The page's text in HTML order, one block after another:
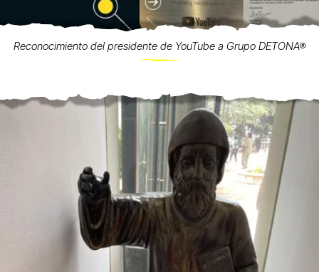
Reconocimiento del presidente de YouTube a Grupo DETONA®